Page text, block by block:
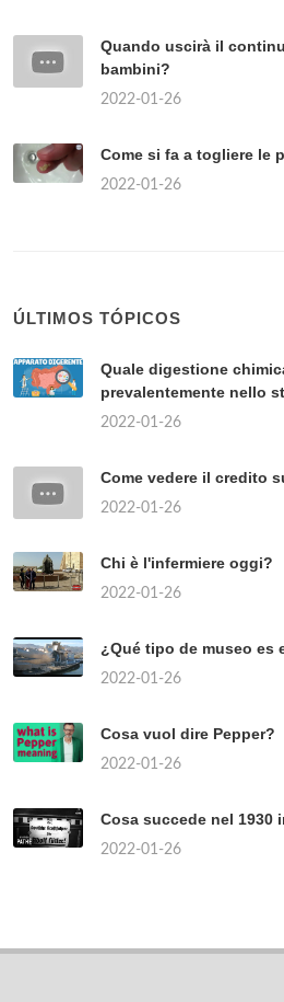
Quando uscirà il
bambini?
2022-01-26
Come si fa a togliere le
2022-01-26
ÚLTIMOS TÓPICOS
Quale digestione
prevalentemente nello
2022-01-26
Come vedere il credito
2022-01-26
Chi è l'infermiere oggi?
2022-01-26
¿Qué tipo de museo es
2022-01-26
Cosa vuol dire Pepper?
2022-01-26
Cosa succede nel 1930
2022-01-26